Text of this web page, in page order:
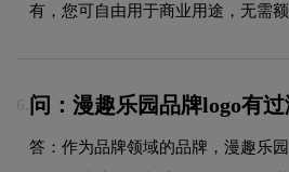
有，您可自由用于商业用途，无需额
6. 问：漫趣乐园品牌logo有过
答：作为品牌领域的品牌，漫趣乐